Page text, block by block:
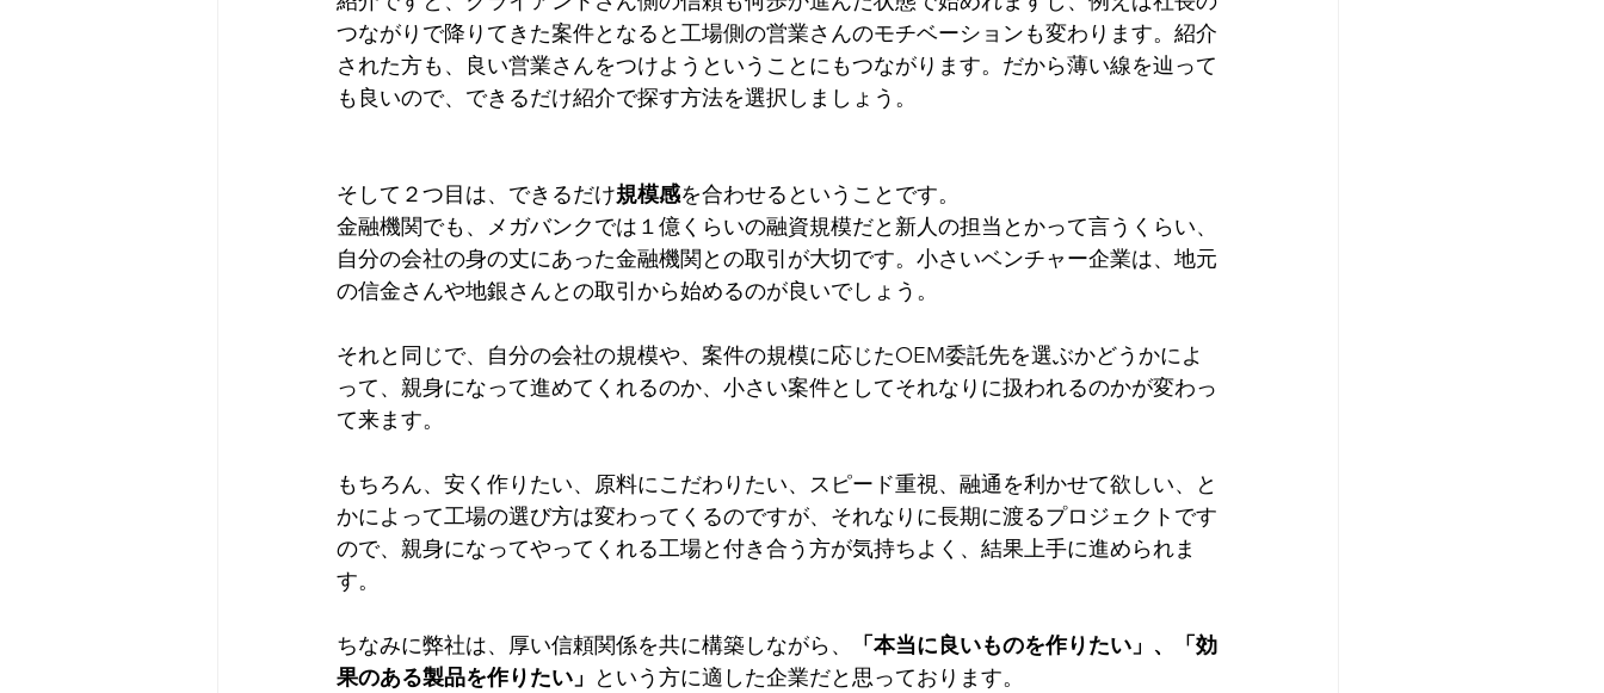
つながりで降りてきた案件となると工場側の営業さんのモチベーションも変わります。紹介
された方も、良い営業さんをつけようということにもつながります。だから薄い線を辿って
も良いので、できるだけ紹介で探す方法を選択しましょう。
そして２つ目は、できるだけ規模感を合わせるということです。
金融機関でも、メガバンクでは１億くらいの融資規模だと新人の担当とかって言うくらい、
自分の会社の身の丈にあった金融機関との取引が大切です。小さいベンチャー企業は、地元
の信金さんや地銀さんとの取引から始めるのが良いでしょう。
それと同じで、自分の会社の規模や、案件の規模に応じたOEM委託先を選ぶかどうかによ
って、親身になって進めてくれるのか、小さい案件としてそれなりに扱われるのかが変わっ
て来ます。
もちろん、安く作りたい、原料にこだわりたい、スピード重視、融通を利かせて欲しい、と
かによって工場の選び方は変わってくるのですが、それなりに長期に渡るプロジェクトです
ので、親身になってやってくれる工場と付き合う方が気持ちよく、結果上手に進められま
す。
ちなみに弊社は、厚い信頼関係を共に構築しながら、
「本当に良いものを作りたい」、「効
果のある製品を作りたい」 という方に適した企業だと思っております。